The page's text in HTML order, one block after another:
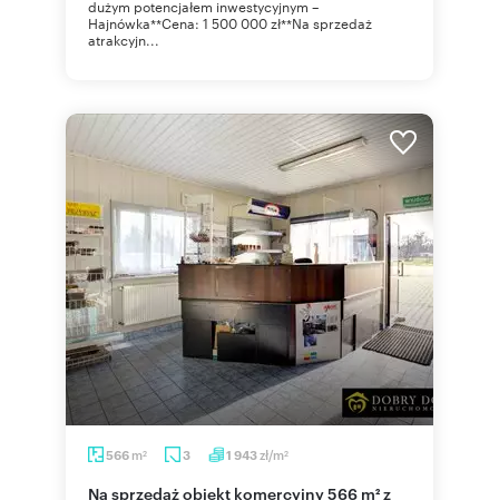
dużym potencjałem inwestycyjnym –
Hajnówka**Cena: 1 500 000 zł**Na sprzedaż
atrakcyjn...
566 m2 3 1 943zł/m2
Na sprzedaż obiekt komercyjny 566 m² z